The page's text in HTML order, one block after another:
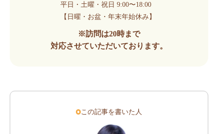
平日・土曜・祝日 9:00〜18:00
【日曜・お盆・年末年始休み】
※訪問は20時まで
対応させていただいております。
この記事を書いた人